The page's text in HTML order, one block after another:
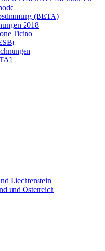
(BETA)
2018
Ticino
Liechtenstein
und Österreich